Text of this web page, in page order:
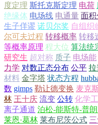
度定理 斯托克斯定理 电荷
绝缘体 电场线 电通量 面积
生子佯谬 诺贝尔奖 自组织
尔可夫过程 转移概率 转移
等概率原理 程大位 算法统
研究生 超对称 质子 电场能
力学 对数正态分布 公平 拉
材料 金字塔 状态方程
数 gimps 勒让德变换 麦克
林 王十庆 流变 公转 化学
离子通道 泊松-能斯特-普
莱恩·葛林 莱布尼茨公式